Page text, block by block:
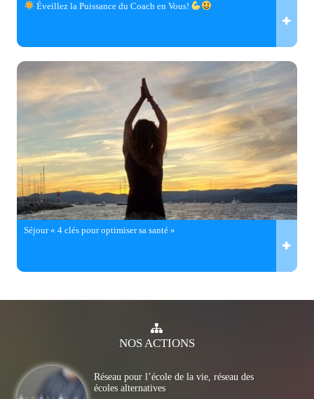
Éveillez la Puissance du Coach en Vous!
Séjour « 4 clés pour optimiser sa santé »
NOSACTIONS
Réseau pour l’école de la vie, réseau des
écoles alternatives